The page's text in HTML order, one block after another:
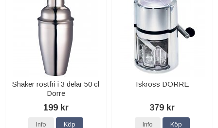
Shaker rostfri i 3 delar 50 cl
Dorre
199 kr
Info Köp
Iskross DORRE
379 kr
Info Köp